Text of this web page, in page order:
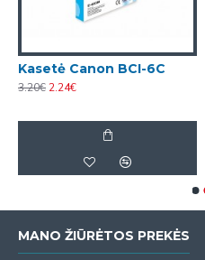
Kasetė Canon BCI-6C
3.20€ 2.24€
MANO ŽIŪRĖTOS PREKĖS